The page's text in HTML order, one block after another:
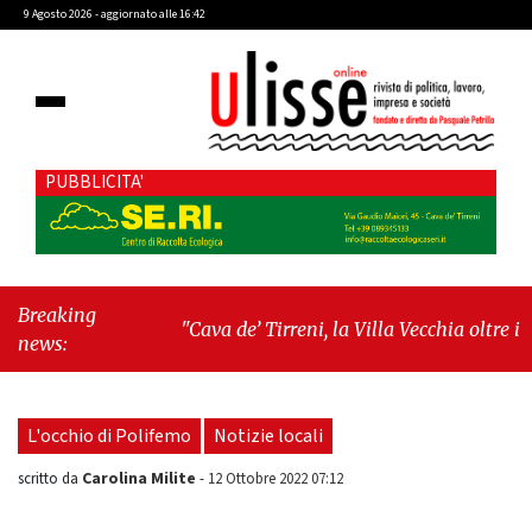
9 Agosto 2026 - aggiornato alle 16:42
PUBBLICITA'
Breaking
news:
"Cava de’ Tirreni, la Villa Vecchia oltre i vandali:
consiliare: “Serve chiarezza!”"
L'occhio di Polifemo Notizie locali
scritto da Carolina Milite - 12 Ottobre 2022 07:12